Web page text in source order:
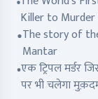
Killer to
The story of
Mantar
एक ट्रिपल मर्डर
पर भी चलेगा